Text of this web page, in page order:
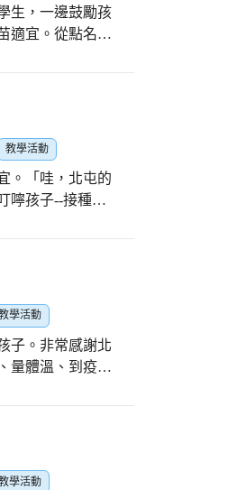
生，一邊鼓勵孩
適宜。從點名、
教學活動
。「哇，北屯的
嚀孩子--接種後
學活動
子。非常感謝北
量體溫、到疫苗
學活動